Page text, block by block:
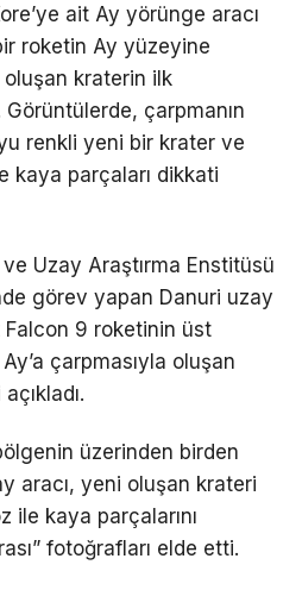
ait Ay yörünge aracı
roketin Ay yüzeyine
oluşan kraterin ilk
çarpmanın
renkli yeni bir krater ve
kaya parçaları dikkati
ve Uzay Araştırma Enstitüsü
görev yapan Danuri uzay
Falcon 9 roketinin üst
çarpmasıyla oluşan
üzerinden birden
aracı, yeni oluşan krateri
ile kaya parçalarını
fotoğrafları elde etti.